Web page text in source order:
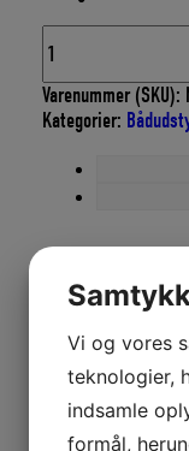
MOTOROLIE
SPEEDER
10W-
LITER
Varenummer (SKU):
Kategorier:
NEPTUNA
benzindrevne
NMMA. Nyeste
nye benzindrevne,
Vi og vores
teknologier,
indsamle
formål,